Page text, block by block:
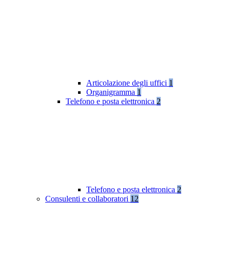
Articolazione degli uffici 1
Organigramma 1
Telefono e posta elettronica 2
Telefono e posta elettronica 2
Consulenti e collaboratori 12